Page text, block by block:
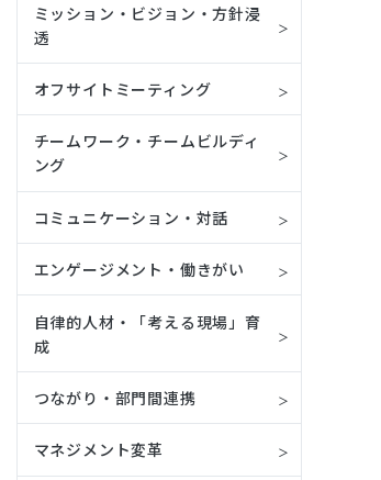
ミッション・ビジョン・方針浸
透
オフサイトミーティング
チームワーク・チームビルディ
ング
コミュニケーション・対話
エンゲージメント・働きがい
自律的人材・「考える現場」育
成
つながり・部門間連携
マネジメント変革